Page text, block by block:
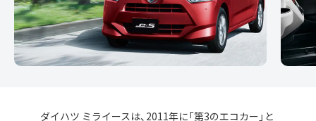
ダイハツ ミライースは、2011年に「第3のエコカー」と